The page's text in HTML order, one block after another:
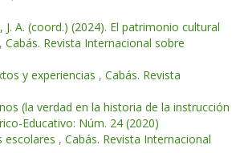
A. (coord.) (2024). El patrimonio cultural
, Cabás. Revista Internacional sobre
y experiencias , Cabás. Revista
(la verdad en la historia de la instrucción
Educativo: Núm. 24 (2020)
escolares , Cabás. Revista Internacional